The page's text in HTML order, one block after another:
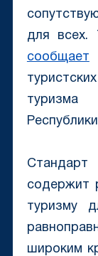
для всех.
сообщает
туризма
содержит
туризму
широким